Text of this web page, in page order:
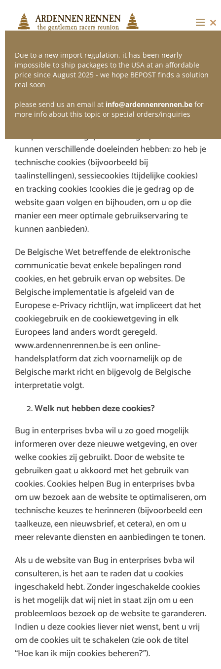
content
Wat zijn cookies?
Cookies zijn kleine data- of tekstbestanden die
door websites en applicaties op uw lokale
computer worden geplaatst. Dergelijke cookies
kunnen verschillende doeleinden hebben: zo heb je
technische cookies (bijvoorbeeld bij
taalinstellingen), sessiecookies (tijdelijke cookies)
en tracking cookies (cookies die je gedrag op de
website gaan volgen en bijhouden, om u op die
manier een meer optimale gebruikservaring te
kunnen aanbieden).
De Belgische Wet betreffende de elektronische
communicatie bevat enkele bepalingen rond
cookies, en het gebruik ervan op websites. De
Belgische implementatie is afgeleid van de
Europese e-Privacy richtlijn, wat impliceert dat het
cookiegebruik en de cookiewetgeving in elk
Europees land anders wordt geregeld.
www.ardennenrennen.be is een online-
handelsplatform dat zich voornamelijk op de
Belgische markt richt en bijgevolg de Belgische
interpretatie volgt.
Welk nut hebben deze cookies?
Bug in enterprises bvba wil u zo goed mogelijk
informeren over deze nieuwe wetgeving, en over
welke cookies zij gebruikt. Door de website te
gebruiken gaat u akkoord met het gebruik van
cookies. Cookies helpen Bug in enterprises bvba
om uw bezoek aan de website te optimaliseren, om
technische keuzes te herinneren (bijvoorbeeld een
taalkeuze, een nieuwsbrief, et cetera), en om u
meer relevante diensten en aanbiedingen te tonen.
Als u de website van Bug in enterprises bvba wil
consulteren, is het aan te raden dat u cookies
ingeschakeld hebt. Zonder ingeschakelde cookies
is het mogelijk dat wij niet in staat zijn om u een
probleemloos bezoek op de website te garanderen.
Indien u deze cookies liever niet wenst, bent u vrij
om de cookies uit te schakelen (zie ook de titel
“Hoe kan ik mijn cookies beheren?”).
Due to a new import regulation, it has been nearly
impossible to ship packages to the USA at an affordable
price since August 2025 - we hope BEPOST finds a solution
real soon
please send us an email at info@ardennenrennen.be for
more info about this topic or special orders/inquiries